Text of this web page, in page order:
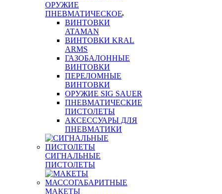
ОРУЖИЕ
ПНЕВМАТИЧЕСКОЕ
ВИНТОВКИ
ATAMAN
ВИНТОВКИ KRAL
ARMS
ГАЗОБАЛОННЫЕ
ВИНТОВКИ
ПЕРЕЛОМНЫЕ
ВИНТОВКИ
ОРУЖИЕ SIG SAUER
ПНЕВМАТИЧЕСКИЕ
ПИСТОЛЕТЫ
АКСЕССУАРЫ ДЛЯ
ПНЕВМАТИКИ
СИГНАЛЬНЫЕ
ПИСТОЛЕТЫ
МАКЕТЫ